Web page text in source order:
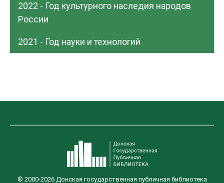
2022 - Год культурного наследия народов
России
2021 - Год науки и технологий
© 2000-2026 Донская государственная публичная библиотека